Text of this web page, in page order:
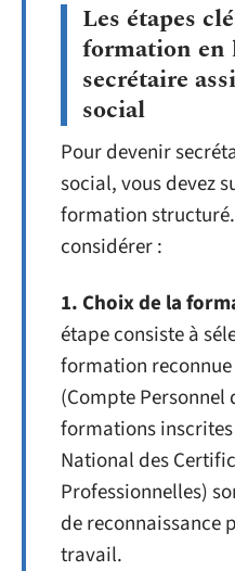
Les étapes
formation en
secrétaire
social
Pour devenir
social, vous devez
formation
considérer :
1. Choix de la
étape consiste à
formation
(Compte Personnel
formations
National des
Professionnelles)
de reconnaissance
travail.